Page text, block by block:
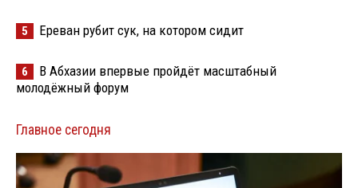
5 Ереван рубит сук, на котором сидит
6
В Абхазии впервые пройдёт масштабный
молодёжный форум
Главное сегодня